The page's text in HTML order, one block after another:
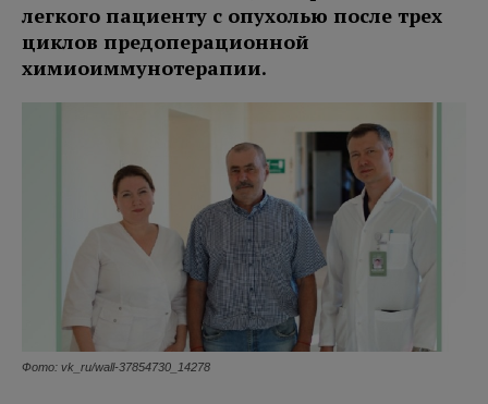
легкого пациенту с опухолью после трех
циклов предоперационной
химиоиммунотерапии.
Фото: vk_ru/wall-37854730_14278